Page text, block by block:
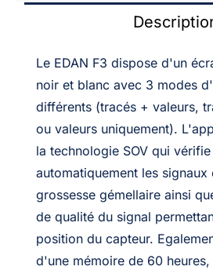
Le EDAN F3 dispose d'un
noir et blanc avec 3 modes
différents (tracés + valeurs,
ou valeurs uniquement).
la technologie SOV qui vérifie
automatiquement les
grossesse gémellaire ainsi
de qualité du signal
position du capteur.
d'une mémoire de 60